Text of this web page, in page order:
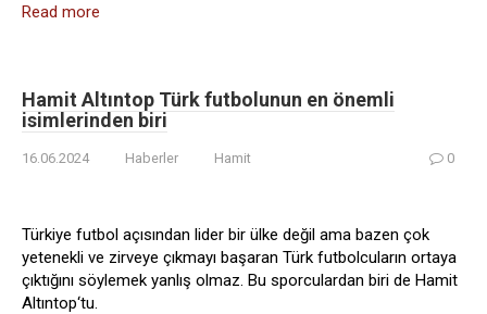
Read more
Hamit Altıntop Türk futbolunun en önemli
isimlerinden biri
16.06.2024 Haberler Hamit 0
Türkiye futbol açısından lider bir ülke değil ama bazen çok
yetenekli ve zirveye çıkmayı başaran Türk futbolcuların ortaya
çıktığını söylemek yanlış olmaz. Bu sporculardan biri de Hamit
Altıntop‘tu.